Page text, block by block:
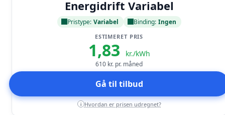
Energidrift Variabel
Pristype: Variabel Binding: Ingen
ESTIMERET PRIS
1,83 kr./kWh
610 kr. pr. måned
Gå til tilbud
i Hvordan er prisen udregnet?